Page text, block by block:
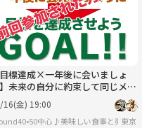
目標達成×一年後に会いましょ
未来の自分に約束して同じメン
で再会しよう♪→再会編
16(金) 19:00
中心♪美味しい食事と楽しい
東京